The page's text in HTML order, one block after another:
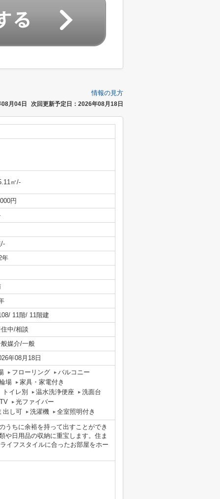
情報の見方
月04日 次回更新予定日：2026年08月18日
㎡/-
円
年
11階/ 11階建
中/相談
媒介/一般
年08月18日
フローリング
バルコニー
場
家具・家電付き
トイレ別
温水洗浄便座
洗面台
光ファイバー
出し可
洗濯機 全室照明付き
うちに余裕を持って出すことができ
や日用品の収納に重宝します。住ま
イフスタイルに合ったお部屋をホー